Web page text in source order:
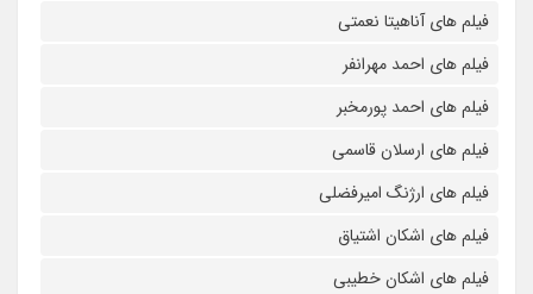
فیلم های آناهیتا نعمتی
فیلم های احمد مهرانفر
فیلم های احمد پورمخبر
فیلم های ارسلان قاسمی
فیلم های ارژنگ امیرفضلی
فیلم های اشکان اشتیاق
فیلم های اشکان خطیبی